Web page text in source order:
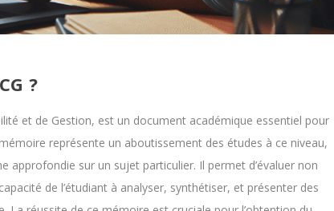
?
et de Gestion, est un document académique essentiel pour
représente un aboutissement des études à ce niveau,
approfondie sur un sujet particulier. Il permet d’évaluer non
de l’étudiant à analyser, synthétiser, et présenter des